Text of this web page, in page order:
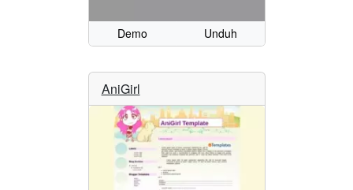
Demo Unduh
AniGirl